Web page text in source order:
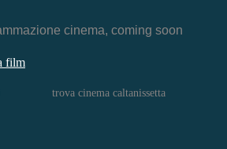
cinema, coming soon
film
trova cinema caltanissetta